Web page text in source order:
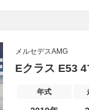
メルセデスAMG
Eクラス E53
年式